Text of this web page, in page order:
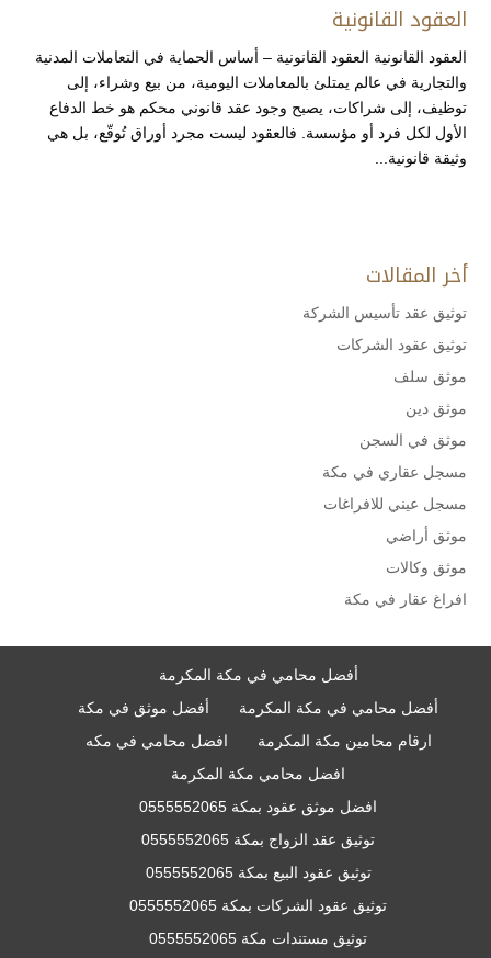
العقود القانونية
العقود القانونية العقود القانونية – أساس الحماية في التعاملات المدنية
والتجارية في عالم يمتلئ بالمعاملات اليومية، من بيع وشراء، إلى
توظيف، إلى شراكات، يصبح وجود عقد قانوني محكم هو خط الدفاع
الأول لكل فرد أو مؤسسة. فالعقود ليست مجرد أوراق تُوقّع، بل هي
وثيقة قانونية...
أخر المقالات
توثيق عقد تأسيس الشركة
توثيق عقود الشركات
موثق سلف
موثق دين
موثق في السجن
مسجل عقاري في مكة
مسجل عيني للافراغات
موثق أراضي
موثق وكالات
افراغ عقار في مكة
أفضل محامي في مكة المكرمة
أفضل محامي في مكة المكرمة
أفضل موثق في مكة
ارقام محامين مكة المكرمة
افضل محامي في مكه
افضل محامي مكة المكرمة
افضل موثق عقود بمكة 0555552065
توثيق عقد الزواج بمكة 0555552065
توثيق عقود البيع بمكة 0555552065
توثيق عقود الشركات بمكة 0555552065
توثيق مستندات مكة 0555552065